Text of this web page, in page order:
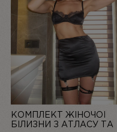
КОМПЛЕКТ ЖІНОЧОЇ
БІЛИЗНИ З АТЛАСУ ТА